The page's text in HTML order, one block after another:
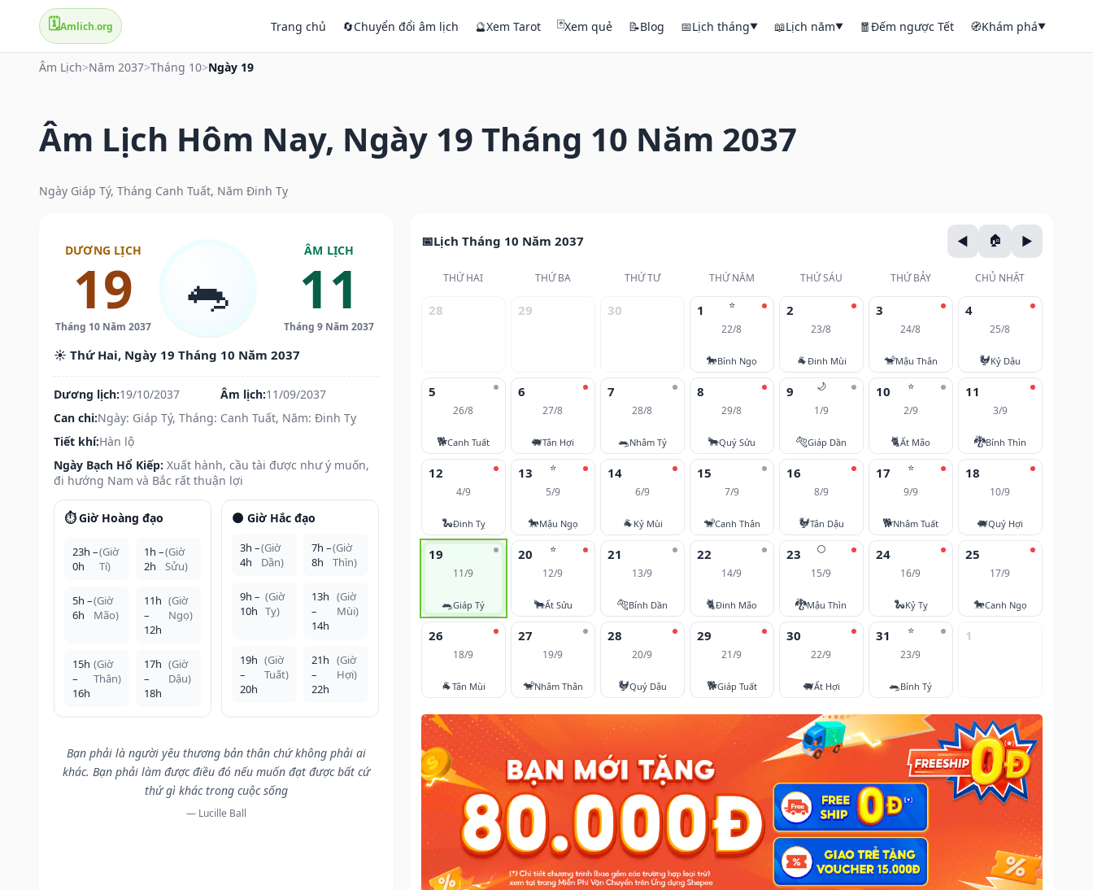
🗓️Amlich.org Trang chủ 🔄Chuyển đổi âm lịch 🔮Xem Tarot 🃏Xem quẻ 📝Blog 📅Lịch tháng▼ 📖Lịch năm▼ 🧧Đếm ngược Tết 🧭Khám phá▼
Âm Lịch>Năm 2037>Tháng 10>Ngày 19
Âm Lịch Hôm Nay, Ngày 19 Tháng 10 Năm 2037
Ngày Giáp Tý, Tháng Canh Tuất, Năm Đinh Tỵ
DƯƠNG LỊCH
19
Tháng 10 Năm 2037
🐀
ÂM LỊCH
11
Tháng 9 Năm 2037
☀️ Thứ Hai, Ngày 19 Tháng 10 Năm 2037
Dương lịch:19/10/2037 Âm lịch:11/09/2037
Can chi:Ngày: Giáp Tý, Tháng: Canh Tuất, Năm: Đinh Tỵ
Tiết khí:Hàn lộ
Ngày Bạch Hổ Kiếp: Xuất hành, cầu tài được như ý muốn,
đi hướng Nam và Bắc rất thuận lợi
⏱️ Giờ Hoàng đạo
23h –
0h
(Giờ
Tí)
1h –
2h
(Giờ
Sửu)
5h –
6h
(Giờ
Mão)
11h
–
12h
(Giờ
Ngọ)
15h
–
16h
(Giờ
Thân)
17h
–
18h
(Giờ
Dậu)
🌑 Giờ Hắc đạo
3h –
4h
(Giờ
Dần)
7h –
8h
(Giờ
Thìn)
9h –
10h
(Giờ
Tỵ)
13h
–
14h
(Giờ
Mùi)
19h
–
20h
(Giờ
Tuất)
21h
–
22h
(Giờ
Hợi)
Bạn phải là người yêu thương bản thân chứ không phải ai
khác. Bạn phải làm được điều đó nếu muốn đạt được bất cứ
thứ gì khác trong cuộc sống
— Lucille Ball
Lịch Tháng 10 Năm 2037
THỨ HAI THỨ BA THỨ TƯ THỨ NĂM THỨ SÁU THỨ BẢY CHỦ NHẬT
28 29 30 ⭐
1
22/8
🐎Bính Ngọ
2
23/8
🐐Đinh Mùi
3
24/8
🐒Mậu Thân
4
25/8
🐓Kỷ Dậu
5
26/8
🐕Canh Tuất
6
27/8
🐖Tân Hợi
7
28/8
🐀Nhâm Tý
8
29/8
🐂Quý Sửu
🌙
9
1/9
🐅Giáp Dần
⭐
10
2/9
🐈Ất Mão
11
3/9
🐉Bính Thìn
12
4/9
🐍Đinh Tỵ
⭐
13
5/9
🐎Mậu Ngọ
14
6/9
🐐 Kỷ Mùi
15
7/9
🐒Canh Thân
16
8/9
🐓Tân Dậu
⭐
17
9/9
🐕Nhâm Tuất
18
10/9
🐖Quý Hợi
19
11/9
🐀Giáp Tý
⭐
20
12/9
🐂Ất Sửu
21
13/9
🐅Bính Dần
22
14/9
🐈Đinh Mão
🌕
23
15/9
🐉Mậu Thìn
24
16/9
🐍Kỷ Tỵ
25
17/9
🐎Canh Ngọ
26
18/9
🐐Tân Mùi
27
19/9
🐒Nhâm Thân
28
20/9
🐓Quý Dậu
29
21/9
🐕Giáp Tuất
30
22/9
🐖Ất Hợi
⭐
31
23/9
🐀Bính Tý
1